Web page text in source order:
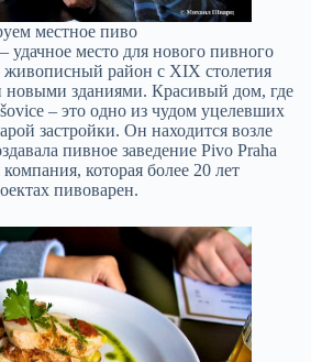
местное пиво
место для нового пивного
живописный район с XIX столетия
новыми зданиями. Красивый дом, где
– это одно из чудом уцелевших
застройки. Он находится возле
пивное заведение Pivo Praha
которая более 20 лет
пивоварен.